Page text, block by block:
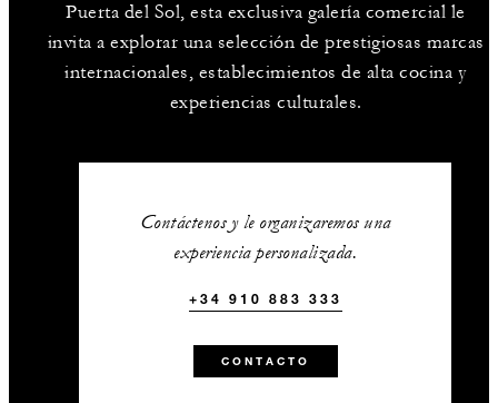
Puerta del Sol, esta exclusiva galería comercial le
invita a explorar una selección de prestigiosas marcas
internacionales, establecimientos de alta cocina y
experiencias culturales.
Contáctenos y le organizaremos una
experiencia personalizada.
+34 910 883 333
CONTACTO